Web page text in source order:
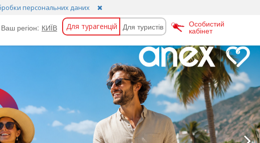
персональних даних
Китай
Кіпр
Португалія
Таїланд
Танзанія
Туніс
Туреччина
Ваш регіон: КИЇВ Для турагенцій Для туристів Особистий
кабінет